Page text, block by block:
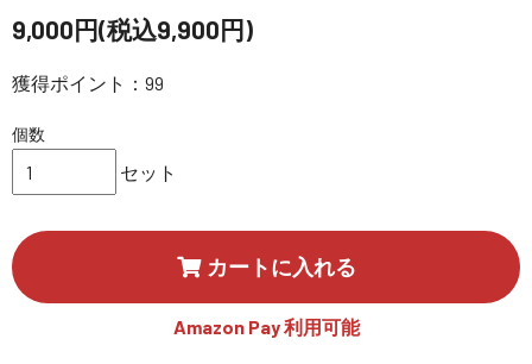
サポート・Q&A / 法人・学生のお客様
SEKIDO
9,000円(税込9,900円)
獲得ポイント：99
個数
セット
カートに入れる
Amazon Pay 利用可能